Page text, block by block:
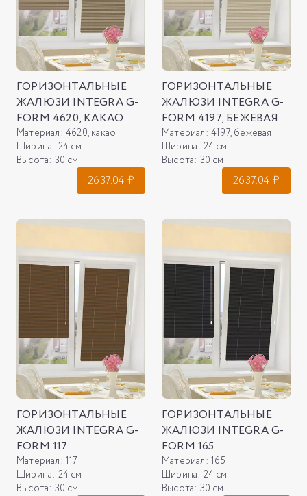
ГОРИЗОНТАЛЬНЫЕ
ЖАЛЮЗИ INTEGRA G-
FORM 4620, КАКАО
Материал: 4620, какао
Ширина: 24 см
Высота: 30 см
2637.04 ₽
ГОРИЗОНТАЛЬНЫЕ
ЖАЛЮЗИ INTEGRA G-
FORM 4197, БЕЖЕВАЯ
Материал: 4197, бежевая
Ширина: 24 см
Высота: 30 см
2637.04 ₽
ГОРИЗОНТАЛЬНЫЕ
ЖАЛЮЗИ INTEGRA G-
FORM 117
Материал: 117
Ширина: 24 см
Высота: 30 см
ГОРИЗОНТАЛЬНЫЕ
ЖАЛЮЗИ INTEGRA G-
FORM 165
Материал: 165
Ширина: 24 см
Высота: 30 см